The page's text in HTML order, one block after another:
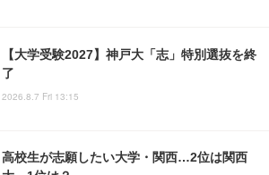
【大学受験2027】神戸大「志」特別選抜を終
了
2026.8.7 Fri 13:15
高校生が志願したい大学・関西…2位は関西